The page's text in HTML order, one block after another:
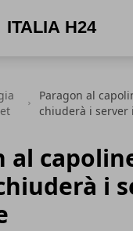
Paragon al
chiuderà i server
al
i